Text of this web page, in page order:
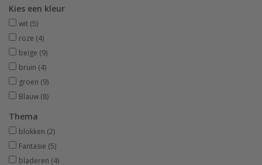
Kies een kleur
wit (5)
roze (4)
beige (9)
bruin (4)
groen (9)
Blauw (8)
Thema
blokken (2)
Fantasie (5)
bladeren (4)